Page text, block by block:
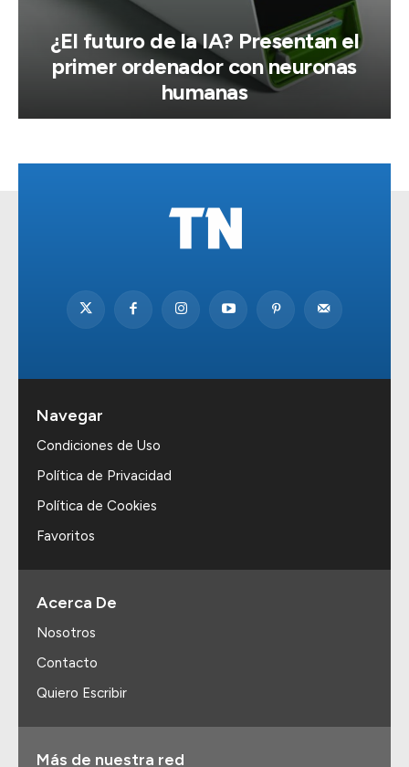
¿El futuro de la IA? Presentan el
primer ordenador con neuronas
humanas
Navegar
Condiciones de Uso
Política de Privacidad
Política de Cookies
Favoritos
Acerca De
Nosotros
Contacto
Quiero Escribir
Más de nuestra red